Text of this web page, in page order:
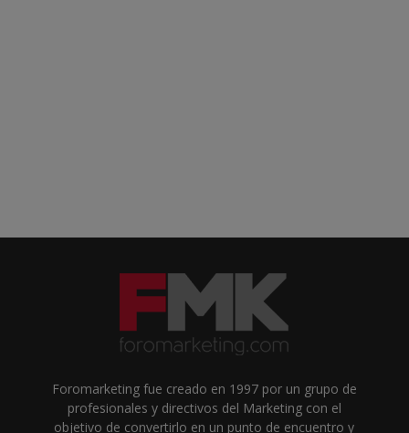
Foromarketing fue creado en 1997 por un grupo de
profesionales y directivos del Marketing con el
objetivo de convertirlo en un punto de encuentro y